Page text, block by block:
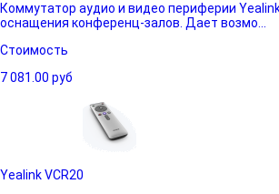
Коммутатор аудио и видео периферии
оснащения конференц-залов. Дает возмо...
Стоимость
7 081.00 руб
Yealink VCR20